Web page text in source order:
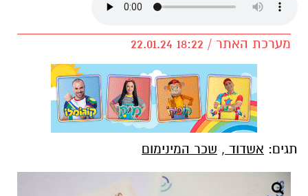
מערכת האתר / 18:22 22.01.24
תגים: אשדוד , שכר המינימום